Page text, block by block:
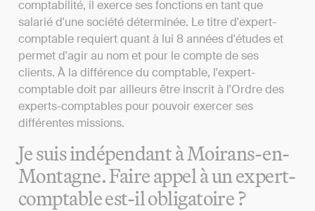
comptabilité, il exerce ses fonctions en tant que
salarié d'une société déterminée. Le titre d'expert-
comptable requiert quant à lui 8 années d'études et
permet d'agir au nom et pour le compte de ses
clients. À la différence du comptable, l'expert-
comptable doit par ailleurs être inscrit à l'Ordre des
experts-comptables pour pouvoir exercer ses
différentes missions.
Je suis indépendant à Moirans-en-
Montagne. Faire appel à un expert-
comptable est-il obligatoire ?